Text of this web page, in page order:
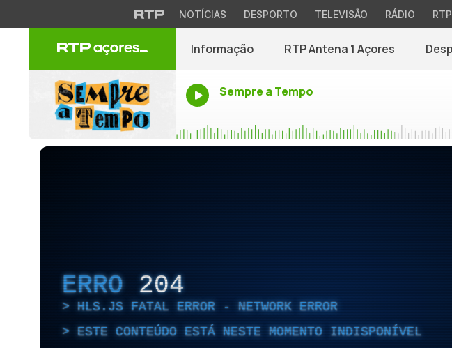
NOTÍCIAS DESPORTO TELEVISÃO RÁDIO
Informação RTP Antena 1 Açores
Sempre a Tempo
ERRO 204
HLS.JS FATAL ERROR - NETWORK ERROR
ESTE CONTEÚDO ESTÁ NESTE MOMENTO INDISPONÍVEL